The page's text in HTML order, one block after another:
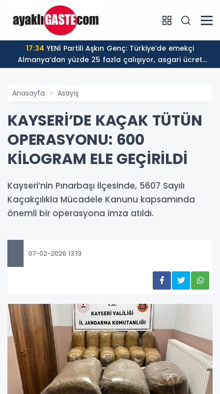
17:34
Almanya’dan yüzde 25 fazla çalışıyor, asgari ücret
ayın 18 gününe yetiyor
Anasayfa Asayiş
KAYSERİ’DE KAÇAK TÜTÜN
OPERASYONU: 600
KİLOGRAM ELE GEÇİRİLDİ
Kayseri’nin Pınarbaşı ilçesinde, 5607 Sayılı
Kaçakçılıkla Mücadele Kanunu kapsamında
önemli bir operasyona imza atıldı.
07-02-2026 13:13